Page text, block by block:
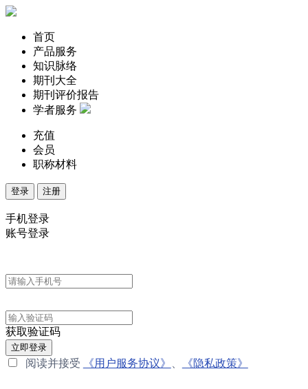
首页
产品服务
知识脉络
期刊大全
期刊评价报告
学者服务
充值
会员
职称材料
登录 注册
手机登录
账号登录
获取验证码
立即登录
阅读并接受 《用户服务协议》 《隐私政策》